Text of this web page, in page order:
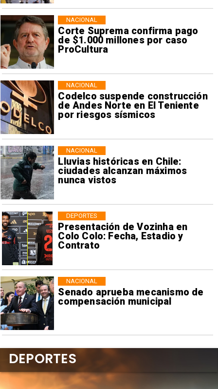
Corte Suprema confirma pago
de $1.000 millones por caso
ProCultura
NACIONAL
Codelco suspende construcción
de Andes Norte en El Teniente
por riesgos sísmicos
NACIONAL
Lluvias históricas en Chile:
ciudades alcanzan máximos
nunca vistos
NACIONAL
Presentación de Vozinha en
Colo Colo: Fecha, Estadio y
Contrato
DEPORTES
Senado aprueba mecanismo de
compensación municipal
NACIONAL
DEPORTES